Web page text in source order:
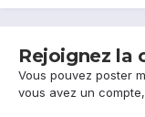
Rejoignez la
Vous pouvez poster
vous avez un compte,